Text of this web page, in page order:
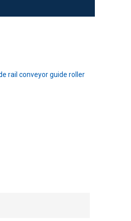
rail conveyor guide roller